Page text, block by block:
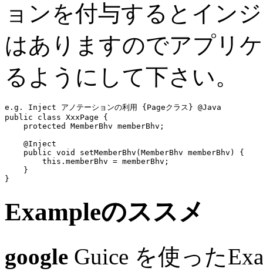
ョンを付与するとイン
はありますのでアプリ
るようにして下さい。
e.g. Inject アノテーションの利用 {Pageクラス} @Java
public class XxxPage {
protected
MemberBhv memberBhv ;
@Inject
public void
setMemberBhv(MemberBhv memberBhv) {
this . memberBhv = memberBhv;
    }
Exampleのススメ
google Guice を使った